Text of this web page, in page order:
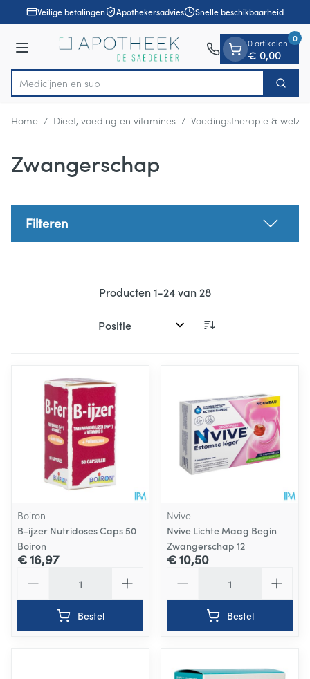
Ga naar de inhoud
1 van 1Veilige betalingen Apothekersadvies Snelle beschikbaarheid
Menu
Product, merk, categorie... Zoek
0 artikelen
€ 0,00
0
Home / Dieet, voeding en vitamines / Voedingstherapie & welzijn
Zwangerschap
Filteren
Producten1-24van 28
Sorteer op:
Boiron
B-ijzer Nutridoses Caps 50
Boiron
€ 16,97
Bestel
Nvive
Nvive Lichte Maag Begin
Zwangerschap 12
€ 10,50
Bestel